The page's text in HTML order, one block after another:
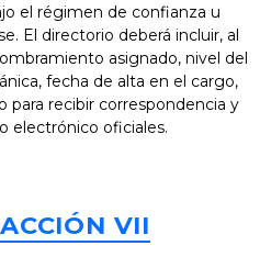
el régimen de confianza u
El directorio deberá incluir, al
asignado, nivel del
fecha de alta en el cargo,
recibir correspondencia y
electrónico oficiales.
Categories VII